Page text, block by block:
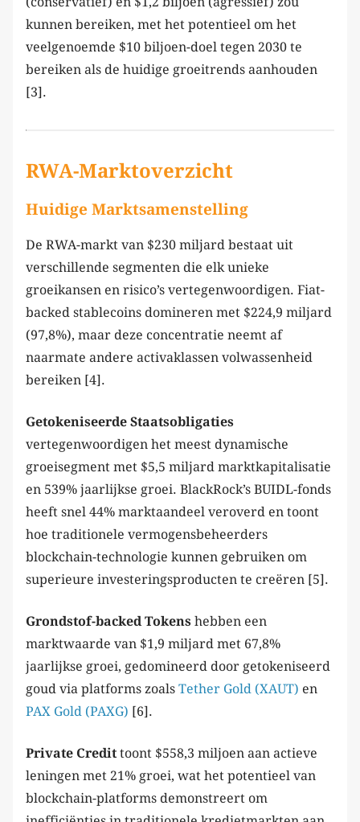
kunnen bereiken, met het potentieel om het
veelgenoemde $10 biljoen-doel tegen 2030 te
bereiken als de huidige groeitrends aanhouden
[3].
RWA-Marktoverzicht
Huidige Marktsamenstelling
De RWA-markt van $230 miljard bestaat uit
verschillende segmenten die elk unieke
groeikansen en risico’s vertegenwoordigen. Fiat-
backed stablecoins domineren met $224,9 miljard
(97,8%), maar deze concentratie neemt af
naarmate andere activaklassen volwassenheid
bereiken [4].
Getokeniseerde Staatsobligaties
vertegenwoordigen het meest dynamische
groeisegment met $5,5 miljard marktkapitalisatie
en 539% jaarlijkse groei. BlackRock’s BUIDL-fonds
heeft snel 44% marktaandeel veroverd en toont
hoe traditionele vermogensbeheerders
blockchain-technologie kunnen gebruiken om
superieure investeringsproducten te creëren [5].
Grondstof-backed Tokens hebben een
marktwaarde van $1,9 miljard met 67,8%
jaarlijkse groei, gedomineerd door getokeniseerd
goud via platforms zoals Tether Gold (XAUT) en
PAX Gold (PAXG) [6].
Private Credit toont $558,3 miljoen aan actieve
leningen met 21% groei, wat het potentieel van
blockchain-platforms demonstreert om